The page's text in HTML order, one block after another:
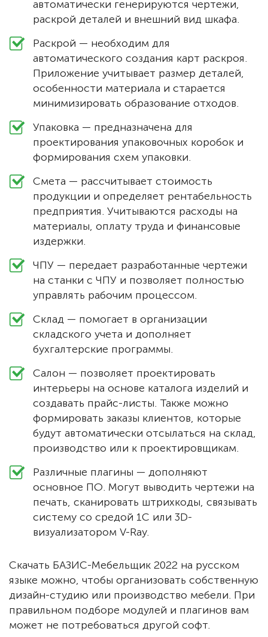
автоматически генерируются чертежи,
раскрой деталей и внешний вид шкафа.
Раскрой — необходим для
автоматического создания карт раскроя.
Приложение учитывает размер деталей,
особенности материала и старается
минимизировать образование отходов.
Упаковка — предназначена для
проектирования упаковочных коробок и
формирования схем упаковки.
Смета — рассчитывает стоимость
продукции и определяет рентабельность
предприятия. Учитываются расходы на
материалы, оплату труда и финансовые
издержки.
ЧПУ — передает разработанные чертежи
на станки с ЧПУ и позволяет полностью
управлять рабочим процессом.
Склад — помогает в организации
складского учета и дополняет
бухгалтерские программы.
Салон — позволяет проектировать
интерьеры на основе каталога изделий и
создавать прайс-листы. Также можно
формировать заказы клиентов, которые
будут автоматически отсылаться на склад,
производство или к проектировщикам.
Различные плагины — дополняют
основное ПО. Могут выводить чертежи на
печать, сканировать штрихкоды, связывать
систему со средой 1С или 3D-
визуализатором V-Ray.
Скачать БАЗИС-Мебельщик 2022 на русском
языке можно, чтобы организовать собственную
дизайн-студию или производство мебели. При
правильном подборе модулей и плагинов вам
может не потребоваться другой софт.